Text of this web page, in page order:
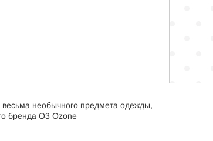
необычного предмета одежды,
бренда O3 Ozone